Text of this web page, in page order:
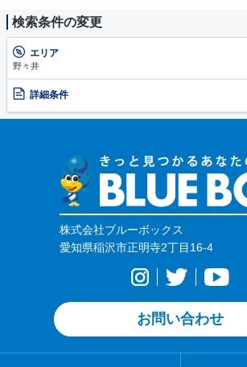
検索条件の変更
エリア
野々井
詳細条件
株式会社ブルーボックス
愛知県稲沢市正明寺2丁目16-4
お問い合わせ